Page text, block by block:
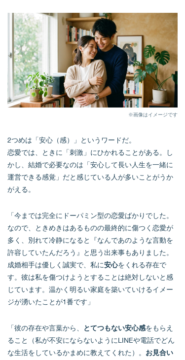
※画像はイメージです
2つめは「安心（感）」というワードだ。
恋愛では、ときに「刺激」にひかれることがある。し
かし、結婚で必要なのは「安心して長い人生を一緒に
運営できる感覚」だと感じている人が多いことがうか
がえる。
「今までは完全にドーパミン型の恋愛ばかりでした。
なので、ときめきはあるものの最終的に傷つく恋愛が
多く、別れて冷静になると『なんであのような言動を
許容していたんだろう』と思う出来事もありました。
成婚相手は優しく誠実で、私に安心をくれる存在で
す。彼は私を傷つけようとすることは絶対しないと感
じています。温かく明るい家庭を築いていけるイメー
ジが湧いたことが1番です」
「彼の存在や言葉から、 とてつもない安心感をもらえ
ること（私が不安にならないようにLINEや電話でどん
な生活をしているかまめに教えてくれた）。 お見合い